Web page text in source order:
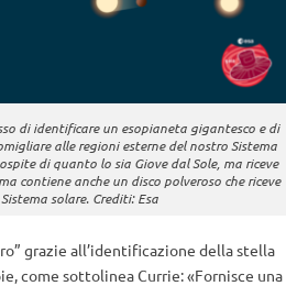
di identificare un esopianeta gigantesco e di
alle regioni esterne del nostro Sistema
di quanto lo sia Giove dal Sole, ma riceve
contiene anche un disco polveroso che riceve
solare. Crediti: Esa
grazie all’identificazione della stella
come sottolinea Currie: «Fornisce una